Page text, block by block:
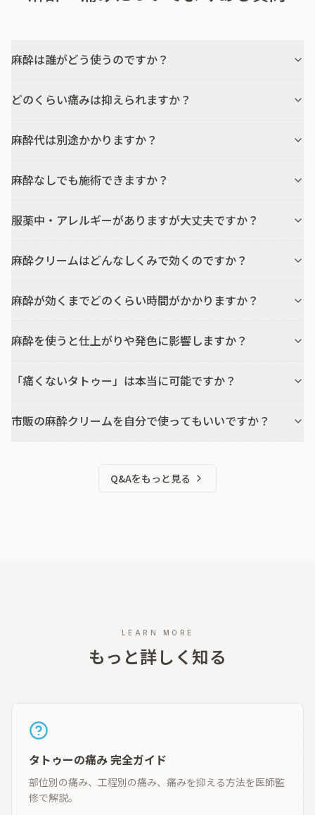
麻酔は誰がどう使うのですか？
どのくらい痛みは抑えられますか？
麻酔代は別途かかりますか？
麻酔なしでも施術できますか？
服薬中・アレルギーがありますが大丈夫ですか？
麻酔クリームはどんなしくみで効くのですか？
麻酔が効くまでどのくらい時間がかかりますか？
麻酔を使うと仕上がりや発色に影響しますか？
「痛くないタトゥー」は本当に可能ですか？
市販の麻酔クリームを自分で使ってもいいですか？
Q&Aをもっと見る
LEARN MORE
もっと詳しく知る
タトゥーの痛み 完全ガイド
部位別の痛み、工程別の痛み、痛みを抑える方法を医師監
修で解説。